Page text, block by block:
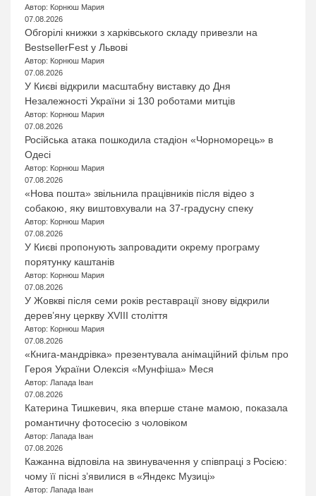
Автор: Корнюш Мария
07.08.2026
Обгорілі книжки з харківського складу привезли на
BestsellerFest у Львові
Автор: Корнюш Мария
07.08.2026
У Києві відкрили масштабну виставку до Дня
Незалежності України зі 130 роботами митців
Автор: Корнюш Мария
07.08.2026
Російська атака пошкодила стадіон «Чорноморець» в
Одесі
Автор: Корнюш Мария
07.08.2026
«Нова пошта» звільнила працівників після відео з
собакою, яку виштовхували на 37-градусну спеку
Автор: Корнюш Мария
07.08.2026
У Києві пропонують запровадити окрему програму
порятунку каштанів
Автор: Корнюш Мария
07.08.2026
У Жовкві після семи років реставрації знову відкрили
дерев’яну церкву XVIII століття
Автор: Корнюш Мария
07.08.2026
«Книга-мандрівка» презентувала анімаційний фільм про
Героя України Олексія «Мунфіша» Меся
Автор: Лапада Іван
07.08.2026
Катерина Тишкевич, яка вперше стане мамою, показала
романтичну фотосесію з чоловіком
Автор: Лапада Іван
07.08.2026
Кажанна відповіла на звинувачення у співпраці з Росією:
чому її пісні з’явилися в «Яндекс Музиці»
Автор: Лапада Іван